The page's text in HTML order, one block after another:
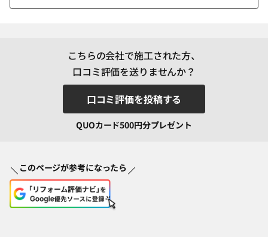
こちらの会社で施工された方、
口コミ評価を送りませんか？
口コミ評価を投稿する
QUOカード500円分プレゼント
このページが参考になったら